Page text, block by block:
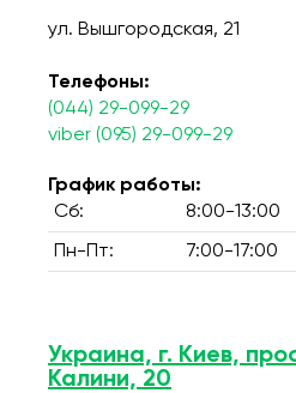
ул. Вышгородская, 21
Телефоны:
(044) 29-099-29
viber (095) 29-099-29
График работы:
Сб:
8:00-13:00
Пн-Пт: 7:00-17:00
Украина, г. Киев,
Калини, 20